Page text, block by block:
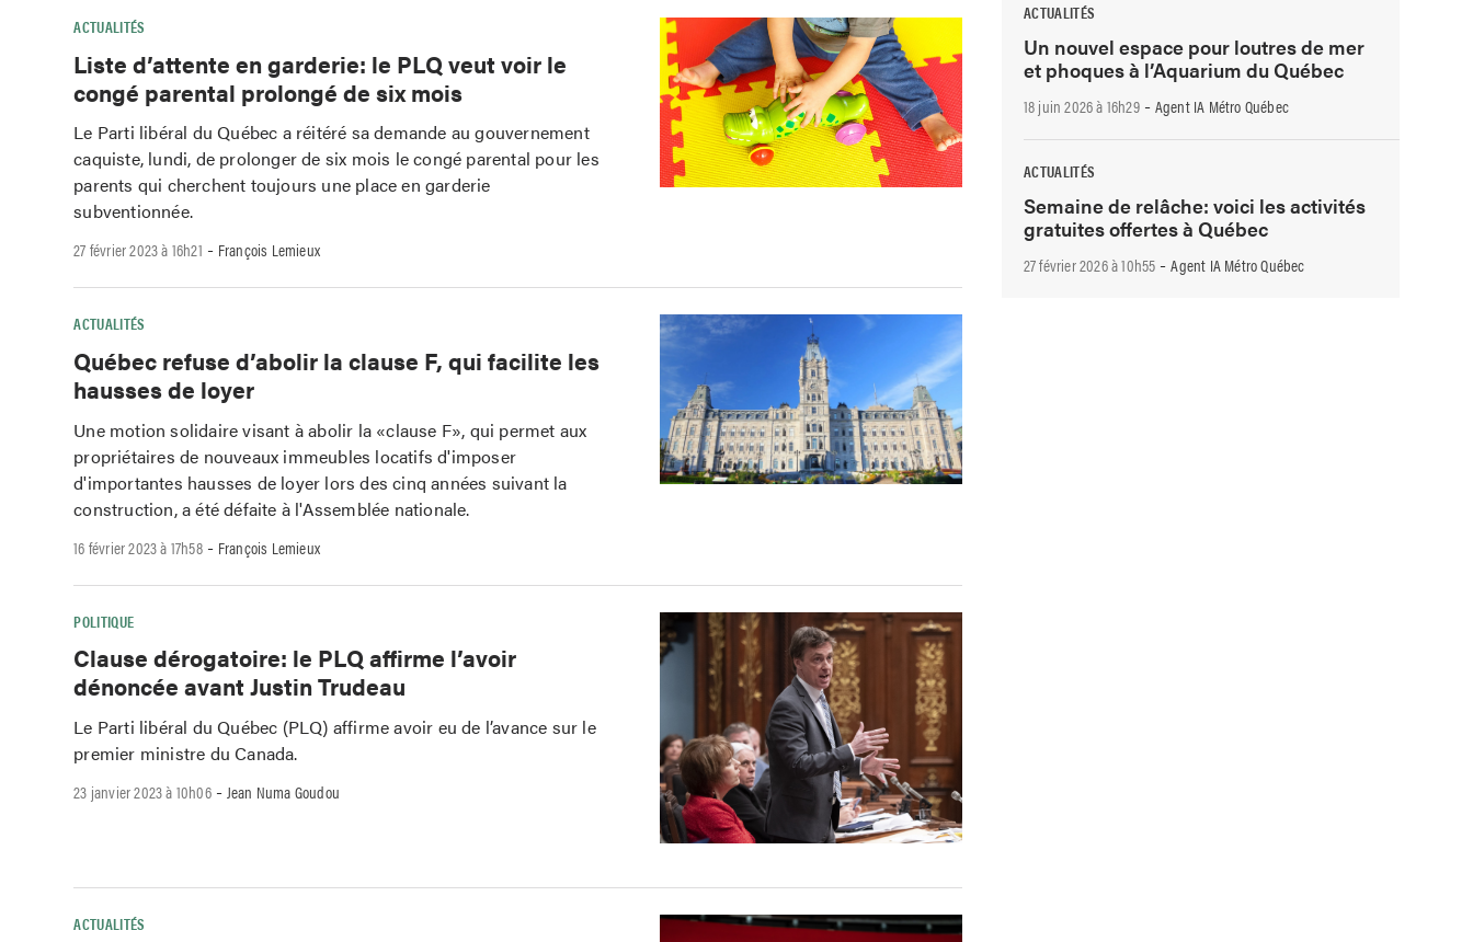
ACTUALITÉS
Liste d’attente en garderie: le PLQ veut voir le
congé parental prolongé de six mois
Le Parti libéral du Québec a réitéré sa demande au gouvernement
caquiste, lundi, de prolonger de six mois le congé parental pour les
parents qui cherchent toujours une place en garderie
subventionnée.
27 février 2023 à 16h21 - François Lemieux
ACTUALITÉS
Québec refuse d’abolir la clause F, qui facilite les
hausses de loyer
Une motion solidaire visant à abolir la «clause F», qui permet aux
propriétaires de nouveaux immeubles locatifs d'imposer
d'importantes hausses de loyer lors des cinq années suivant la
construction, a été défaite à l'Assemblée nationale.
16 février 2023 à 17h58- François Lemieux
POLITIQUE
Clause dérogatoire: le PLQ affirme l’avoir
dénoncée avant Justin Trudeau
Le Parti libéral du Québec (PLQ) affirme avoir eu de l’avance sur le
premier ministre du Canada.
23 janvier 2023 à 10h06- Jean Numa Goudou
ACTUALITÉS
ACTUALITÉS
Un nouvel espace pour loutres de mer
et phoques à l’Aquarium du Québec
18 juin 2026 à 16h29-Agent IA Métro Québec
ACTUALITÉS
Semaine de relâche: voici les activités
gratuites offertes à Québec
27 février 2026 à 10h55 -Agent IA Métro Québec